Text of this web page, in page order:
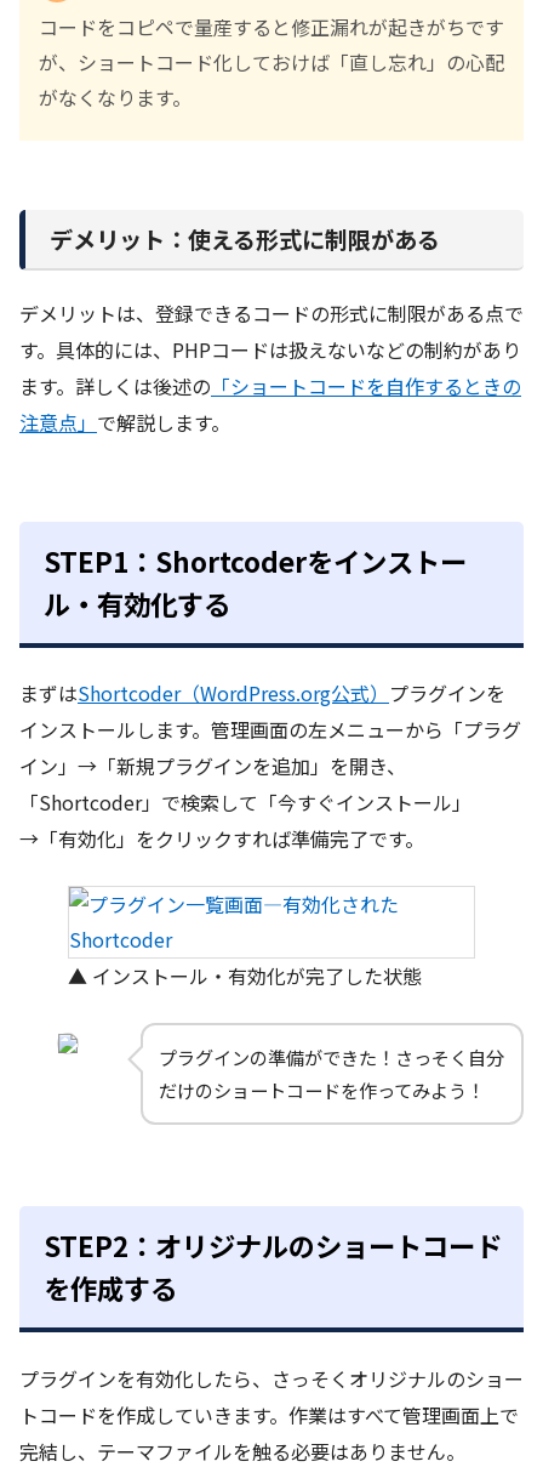
コードをコピペで量産すると修正漏れが起きがちです
が、ショートコード化しておけば「直し忘れ」の心配
がなくなります。
デメリット：使える形式に制限がある
デメリットは、登録できるコードの形式に制限がある点で
す。具体的には、PHPコードは扱えないなどの制約があり
ます。詳しくは後述の 「ショートコードを自作するときの
注意点」 で解説します。
STEP1：Shortcoderをインストー
ル・有効化する
まずはShortcoder（WordPress.org公式） プラグインを
インストールします。管理画面の左メニューから「プラグ
イン」→「新規プラグインを追加」を開き、
「Shortcoder」で検索して「今すぐインストール」
→「有効化」をクリックすれば準備完了です。
▲ インストール・有効化が完了した状態
プラグインの準備ができた！さっそく自分
だけのショートコードを作ってみよう！
STEP2：オリジナルのショートコード
を作成する
プラグインを有効化したら、さっそくオリジナルのショー
トコードを作成していきます。作業はすべて管理画面上で
完結し、テーマファイルを触る必要はありません。